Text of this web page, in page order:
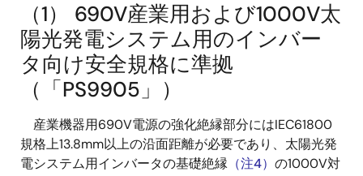
（1） 690V産業用および1000V太
陽光発電システム用のインバー
タ向け安全規格に準拠
（「PS9905」）
産業機器用690V電源の強化絶縁部分にはIEC61800
規格上13.8mm以上の沿面距離が必要であり、太陽光発
電システム用インバータの基礎絶縁 （注4） の1000V対